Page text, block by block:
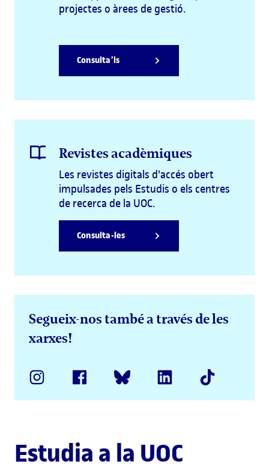
degrees, postgraduate programmes, seminars and open
projectes o àrees de gestió.
Consulta’ls
Revistes acadèmiques
Les revistes digitals d'accés obert
impulsades pels Estudis o els centres
de recerca de la UOC.
Consulta-les
Segueix-nos també a través de les
xarxes!
Estudia a la UOC